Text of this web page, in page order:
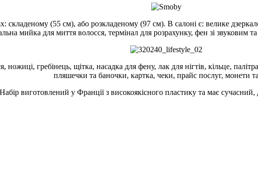
складеному (55 см), або розкладеному (97 см). В салоні є: велике
мийка для миття волосся, термінал для розрахунку, фен зі звуковим
гребінець, щітка, насадка для фену, лак для нігтів, кільце,
пляшечки та баночки, картка, чеки, прайс послуг, монети
Набір виготовлений у Франції з високоякісного пластику та має сучасний,